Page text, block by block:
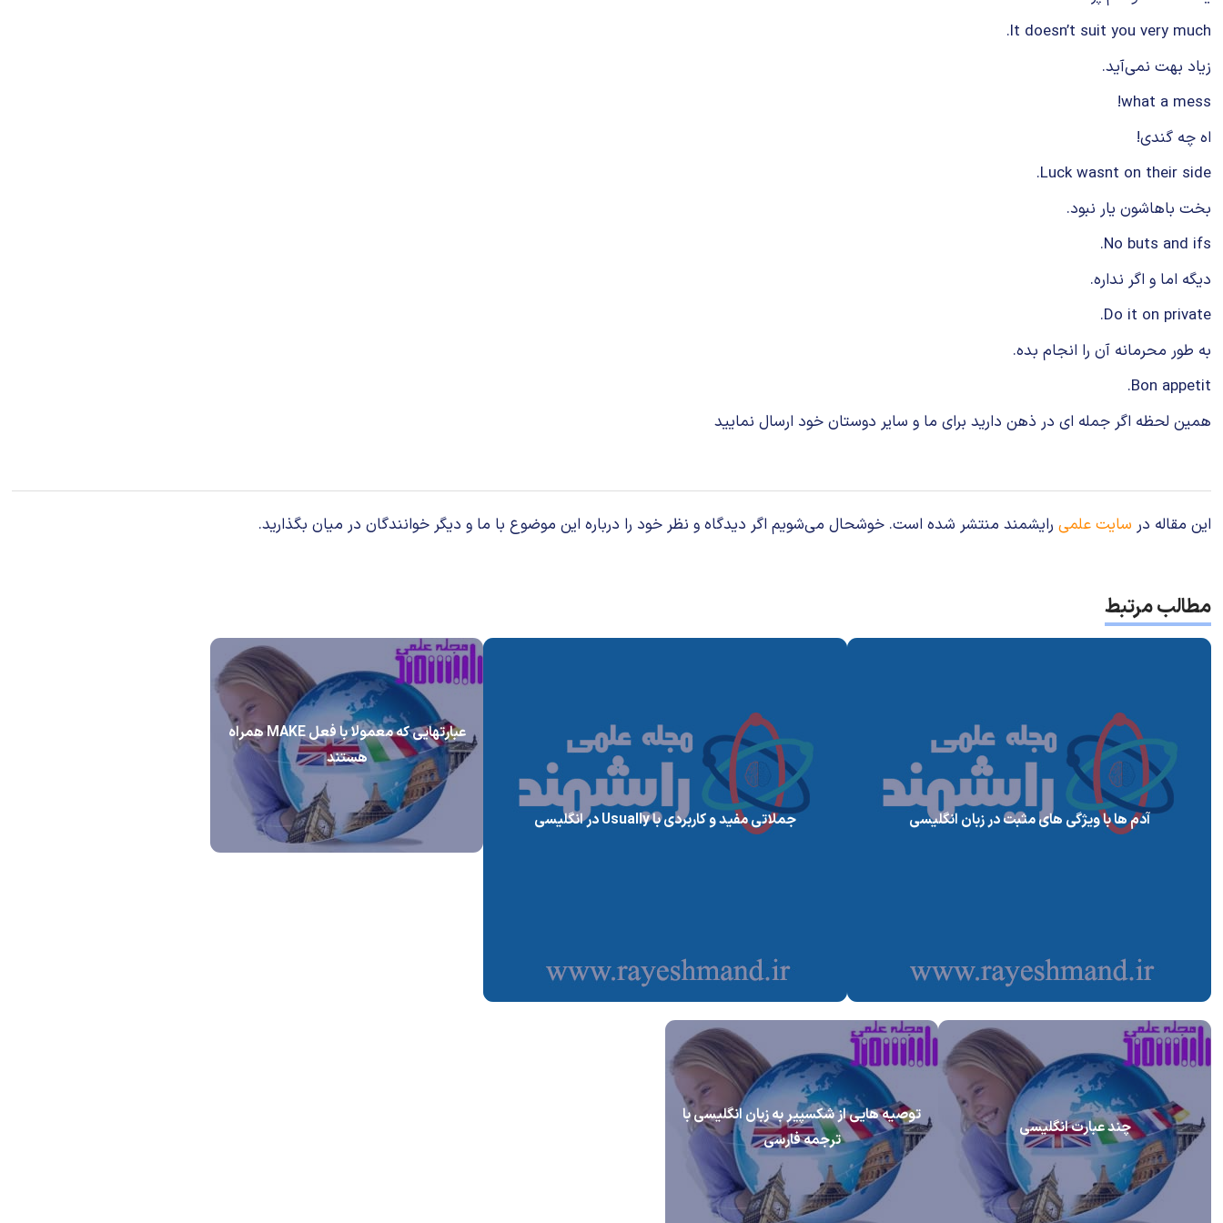
It doesn’t suit you very much.
زیاد بهت نمی‌آید.
what a mess!
اه چه گندی!
Luck wasnt on their side.
بخت باهاشون یار نبود.
No buts and ifs.
دیگه اما و اگر نداره.
Do it on private.
به طور محرمانه آن را انجام بده.
Bon appetit.
همین لحظه اگر جمله ای در ذهن دارید برای ما و سایر دوستان خود ارسال نمایید
این مقاله در سایت علمی رایشمند منتشر شده است. خوشحال می‌شویم اگر دیدگاه و نظر خود را درباره این موضوع با ما و دیگر خوانندگان در میان بگذارید.
مطالب مرتبط
آدم ها با ویژگی های مثبت در زبان انگلیسی جملاتی مفید و کاربردی با Usually در انگلیسی
عبارتهایی که معمولا با فعل MAKE همراه
هستند
چند عبارت انگلیسی
توصیه هایی از شکسپیر به زبان انگلیسی با
ترجمه فارسی